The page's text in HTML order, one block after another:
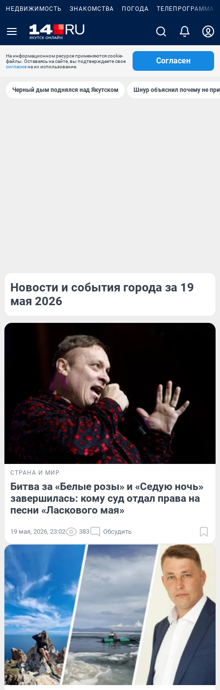
НЕДВИЖИМОСТЬ ЗНАКОМСТВА ПОГОДА ТЕЛЕПРОГРАММА
На информационном ресурсе применяются cookie-
файлы. Оставаясь на сайте, вы подтверждаете свое
согласиена их использование.
Согласен
Черный дым поднялся над Якутском Шнур объяснил почему не
Новости и события города за 19
мая 2026
СТРАНА И МИР
Битва за «Белые розы» и «Седую ночь»
завершилась: кому суд отдал права на
песни «Ласкового мая»
19 мая, 2026, 23:02 383 Обсудить